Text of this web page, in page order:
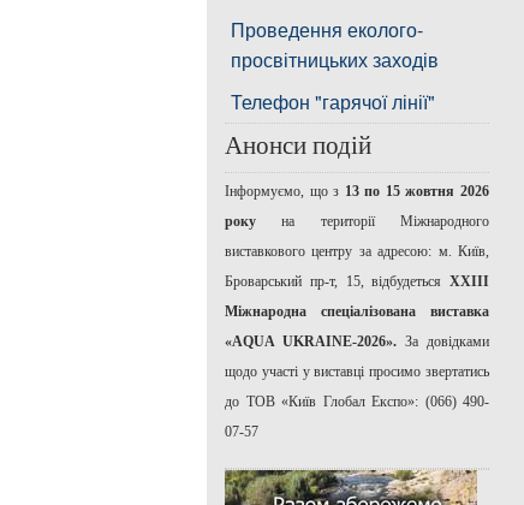
Проведення еколого-
просвітницьких заходів
Телефон "гарячої лінії"
Анонси подій
Інформуємо, що з 13 по 15 жовтня 2026
року на території Міжнародного
виставкового центру за адресою: м. Київ,
Броварський пр-т, 15, відбудеться ХХІІІ
Міжнародна спеціалізована виставка
«AQUA UKRAINE-2026». За довідками
щодо участі у виставці просимо звертатись
до ТОВ «Київ Глобал Експо»: (066) 490-
07-57